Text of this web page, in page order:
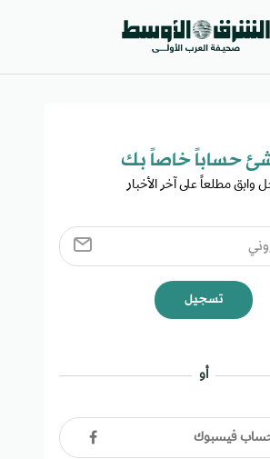
حساباً خاصاً بك​
وابق مطلعاً على آخر الأخبار
تسجيل
أو
فيسبوك